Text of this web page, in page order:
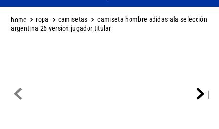
ropa camisetas
camiseta hombre adidas afa selección
argentina 26 version jugador titular